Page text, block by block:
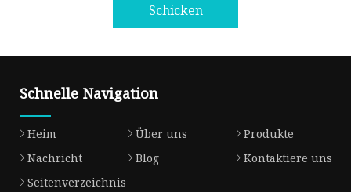
Schicken
Schnelle Navigation
Heim Über uns
Produkte
Nachricht
Blog
Kontaktiere uns
Seitenverzeichnis